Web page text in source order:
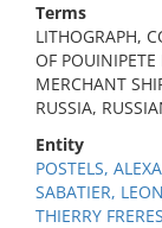
Terms
LITHOGRAPH,
OF
MERCHANT
RUSSIA,
Entity
POSTELS,
SABATIER,
THIERRY